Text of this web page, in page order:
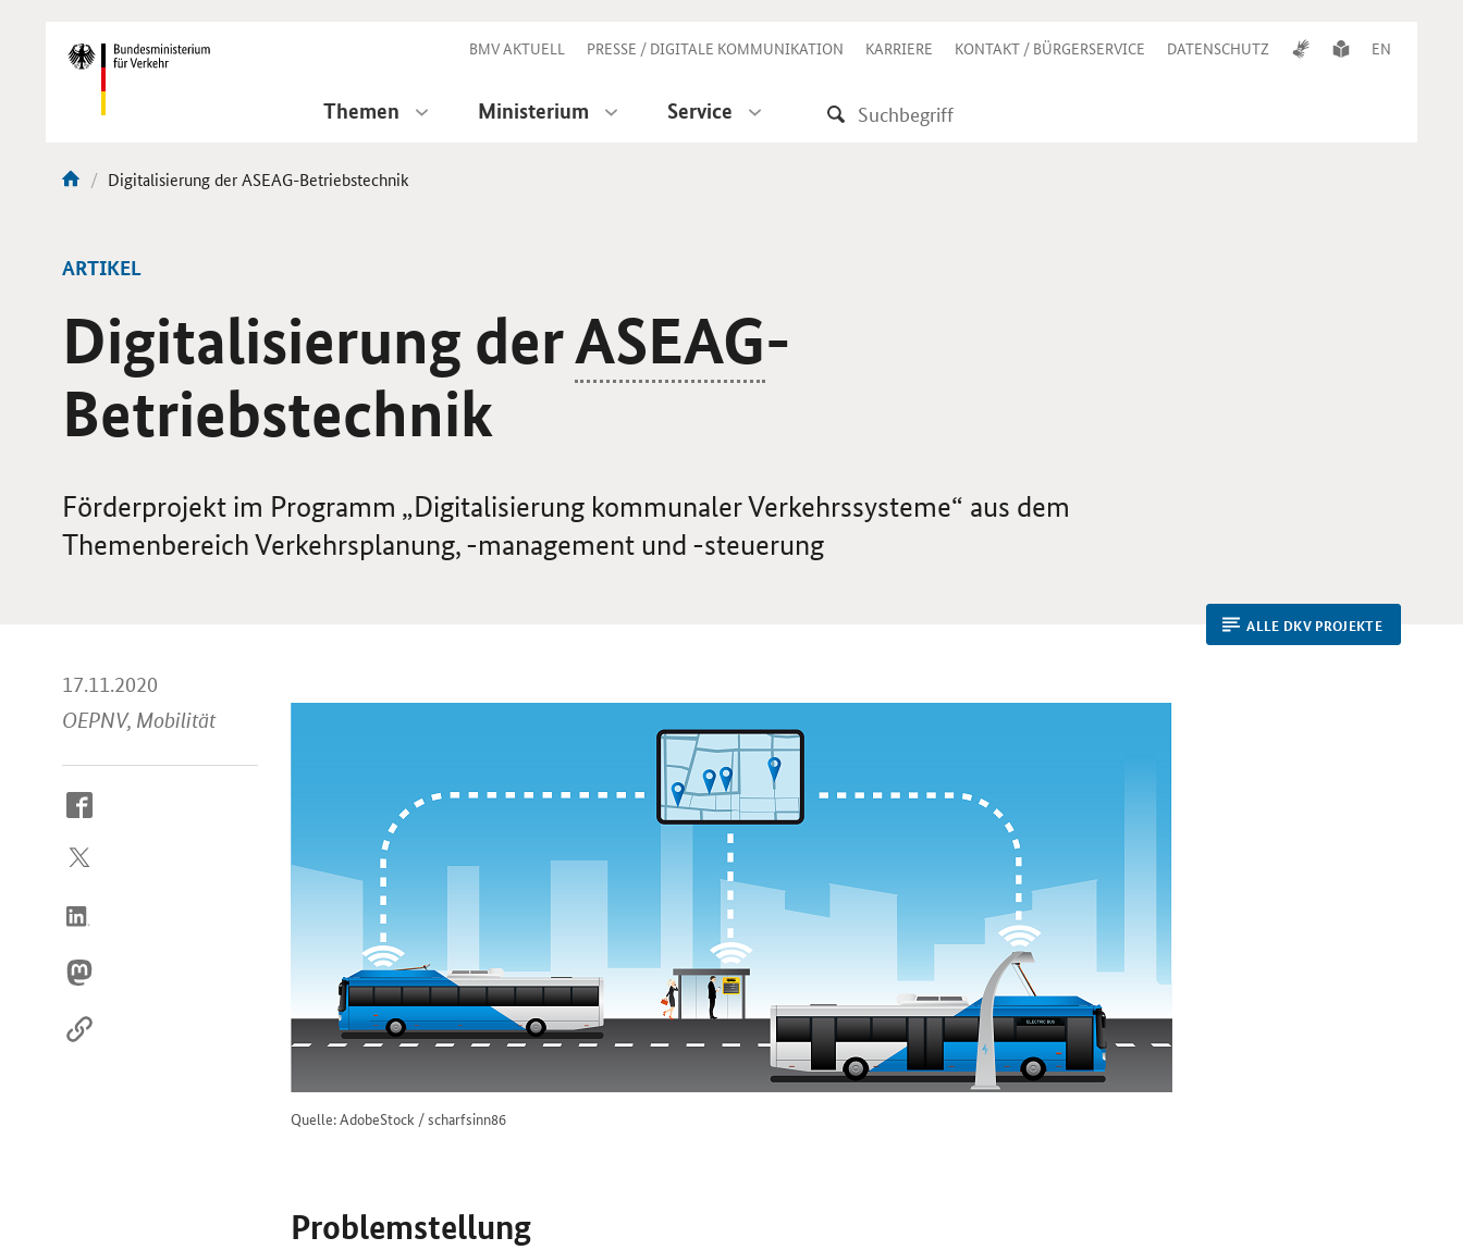
Navigation BMV AKTUELL PRESSE / DIGITALE KOMMUNIKATION KARRIERE KONTAKT / BÜRGERSERVICE DATENSCHUTZ EN
Themen Ministerium Service
Aktuelle
Digitalisierung der ASEAG-Betriebstechnik
ARTIKEL
Digitalisierung derASEAG-
Betriebstechnik
Förderprojekt im Programm „Digitalisierung kommunaler Verkehrssysteme“ aus dem
Themenbereich Verkehrsplanung, -management und -steuerung
ALLE DKV PROJEKTE
17.11.2020
OEPNV, Mobilität
So
Sie
Internet
Quelle: AdobeStock / scharfsinn86
Problemstellung